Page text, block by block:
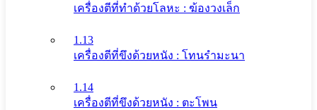
เครื่องตีที่ทําด้วยโลหะ : ฆ้องวงเล็ก
1.13
เครื่องตีที่ขึงด้วยหนัง : โทนรํามะนา
1.14
เครื่องตีที่ขึงด้วยหนัง : ตะโพน